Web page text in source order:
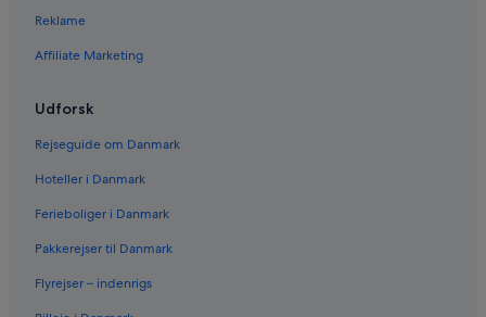
Reklame
Affiliate Marketing
Udforsk
Rejseguide om Danmark
Hoteller i Danmark
Ferieboliger i Danmark
Pakkerejser til Danmark
Flyrejser – indenrigs